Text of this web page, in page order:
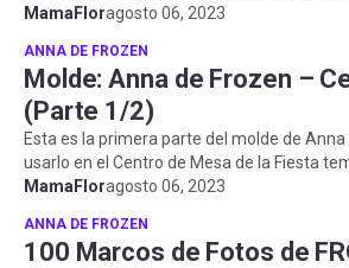
de hacer. Este i...
MamaFloragosto 06, 2023
ANNA DE FROZEN
Molde: Anna de Frozen –
(Parte 1/2)
Esta es la primera parte del molde de
usarlo en el Centro de Mesa de la Fiesta
MamaFloragosto 06, 2023
ANNA DE FROZEN
100 Marcos de Fotos de